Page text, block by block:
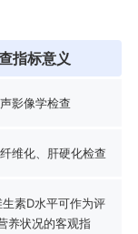
指标意义
影像学检查
维化、肝硬化检查
素D水平可作为评
养状况的客观指